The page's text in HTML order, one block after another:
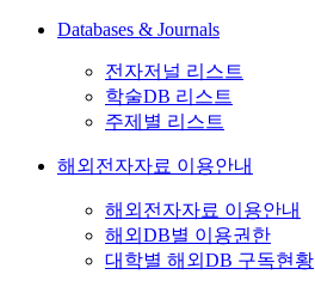
Databases & Journals
전자저널 리스트
학술DB 리스트
주제별 리스트
해외전자자료 이용안내
해외전자자료 이용안내
해외DB별 이용권한
대학별 해외DB 구독현황